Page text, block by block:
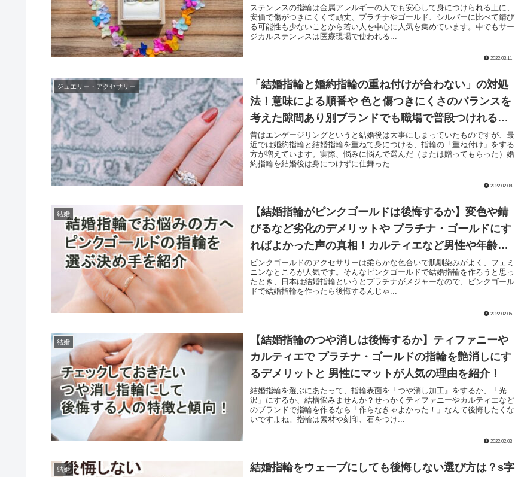
はあるか
ステンレスの指輪は金属アレルギーの人でも安心して身につけられる上に、
安価で傷がつきにくくて頑丈、プラチナやゴールド、シルバーに比べて錆び
る可能性も少ないことから若い人を中心に人気を集めています。中でもサー
ジカルステンレスは医療現場で使われる...
2022.03.11
ジュエリー・アクセサリー
「結婚指輪と婚約指輪の重ね付けが合わない」の対処
法！意味による順番や 色と傷つきにくさのバランスを
考えた隙間あり別ブランドでも職場で普段つけれる人
気の方法！
昔はエンゲージリングというと結婚後は大事にしまっていたものですが、最
近では婚約指輪と結婚指輪を重ねて身につける、指輪の「重ね付け」をする
方が増えています。実際、悩みに悩んで選んだ（または贈ってもらった）婚
約指輪を結婚後は身につけずに仕舞った...
2022.02.08
結婚
【結婚指輪がピンクゴールドは後悔するか】変色や錆
びるなど劣化のデメリットや プラチナ・ゴールドにす
ればよかった声の真相！カルティエなど男性や年齢を
重ねてもつけられるか紹介
ピンクゴールドのアクセサリーは柔らかな色合いで肌馴染みがよく、フェミ
ニンなところが人気です。そんなピンクゴールドで結婚指輪を作ろうと思っ
たとき、日本は結婚指輪というとプラチナがメジャーなので、ピンクゴール
ドで結婚指輪を作ったら後悔するんじゃ...
2022.02.05
結婚
【結婚指輪のつや消しは後悔するか】ティファニーや
カルティエで プラチナ・ゴールドの指輪を艶消しにす
るデメリットと 男性にマットが人気の理由を紹介！
結婚指輪を選ぶにあたって、指輪表面を「つや消し加工』をするか、「光
沢」にするか、結構悩みませんか？せっかくティファニーやカルティエなど
のブランドで指輪を作るなら「作らなきゃよかった！」なんて後悔したくな
いですよね。指輪は素材や刻印、石をつけ...
2022.02.03
結婚
結婚指輪をウェーブにしても後悔しない選び方は？s字